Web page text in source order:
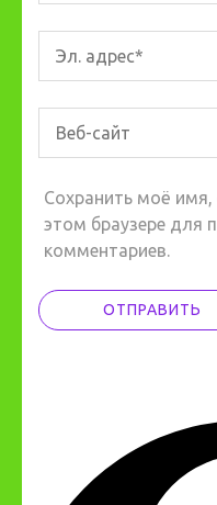
Сохранить моё имя,
этом браузере для
комментариев.